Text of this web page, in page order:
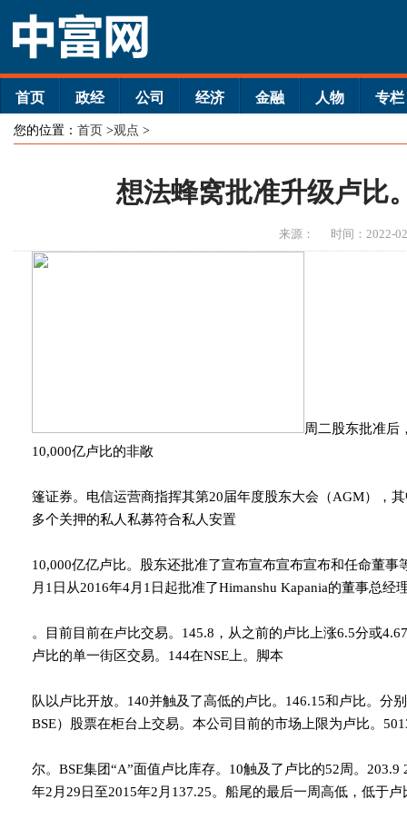
首页 政经 公司 经济 金融 人物 专栏
您的位置： 首页 >观点 >
想法蜂窝批准升级卢比
来源： 时间：2022-
周二股东批准后
10,000亿卢比的非敞
篷证券。电信运营商指挥其第20届年度股东大会（AGM），
多个关押的私人私募符合私人安置
10,000亿亿卢比。股东还批准了宣布宣布宣布宣布和任命董
月1日从2016年4月1日起批准了Himanshu Kapania的董事总经
。目前目前在卢比交易。145.8，从之前的卢比上涨6.5分或
卢比的单一街区交易。144在NSE上。脚本
队以卢比开放。140并触及了高低的卢比。146.15和卢比。分
BSE）股票在柜台上交易。本公司目前的市场上限为卢比。
尔。BSE集团“A”面值卢比库存。10触及了卢比的52周。
年2月29日至2015年2月137.25。船尾的最后一周高低，低于